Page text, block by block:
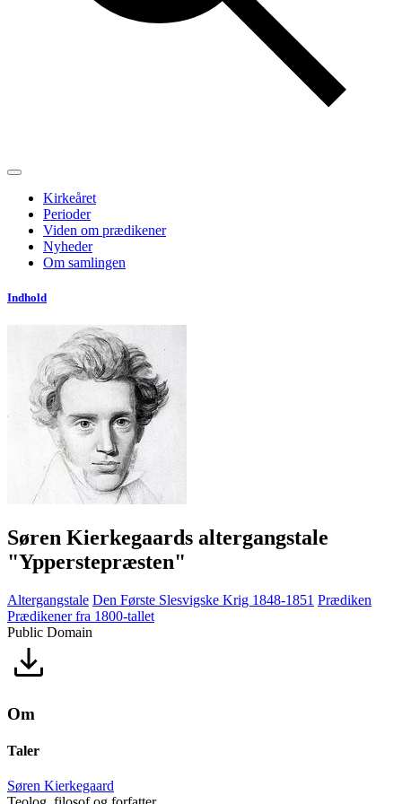
Kirkeåret
Perioder
Viden om prædikener
Nyheder
Om samlingen
Indhold
Søren Kierkegaards altergangstale
"Ypperstepræsten"
Altergangstale Den Første Slesvigske Krig 1848-1851 Prædiken
Prædikener fra 1800-tallet
Public Domain
Om
Taler
Søren Kierkegaard